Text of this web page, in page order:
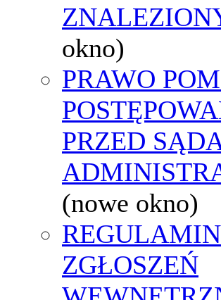
okno)
PRAWO
PRZED
(nowe okno)
REGULAMIN
ZGŁOSZEŃ